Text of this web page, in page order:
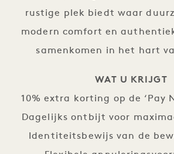
rustige plek biedt waar
modern comfort en
samenkomen in het hart
WAT U KRIJGT
10% extra korting op de ‘Pay
Dagelijks ontbijt voor
Identiteitsbewijs van de